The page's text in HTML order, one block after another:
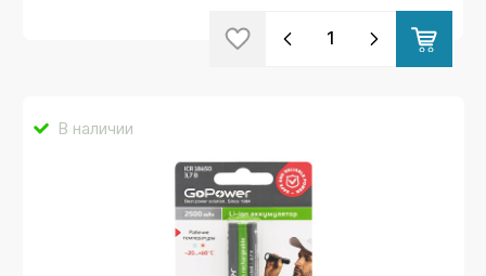
В наличии